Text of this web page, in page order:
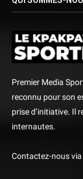
Premier Media
reconnu pour son
prise d’initiative. Il
internautes.
Contactez-nous via